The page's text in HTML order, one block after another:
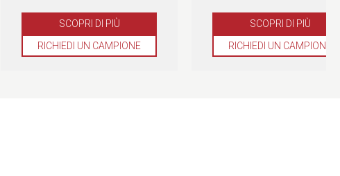
SCOPRI DI PIÙ
RICHIEDI UN CAMPIONE
SCOPRI DI PIÙ
RICHIEDI UN CAMPIONE